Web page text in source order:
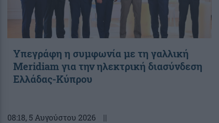
Υπεγράφη η συμφωνία με τη γαλλική
Meridiam για την ηλεκτρική διασύνδεση
Ελλάδας-Κύπρου
08:18, 5 Αυγούστου 2026 ||